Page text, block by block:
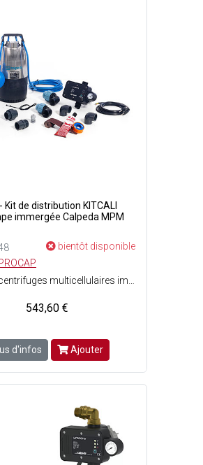
Kit de distribution KITCALI
immergée Calpeda MPM
bientôt disponible
543,60 €
d'infos Ajouter